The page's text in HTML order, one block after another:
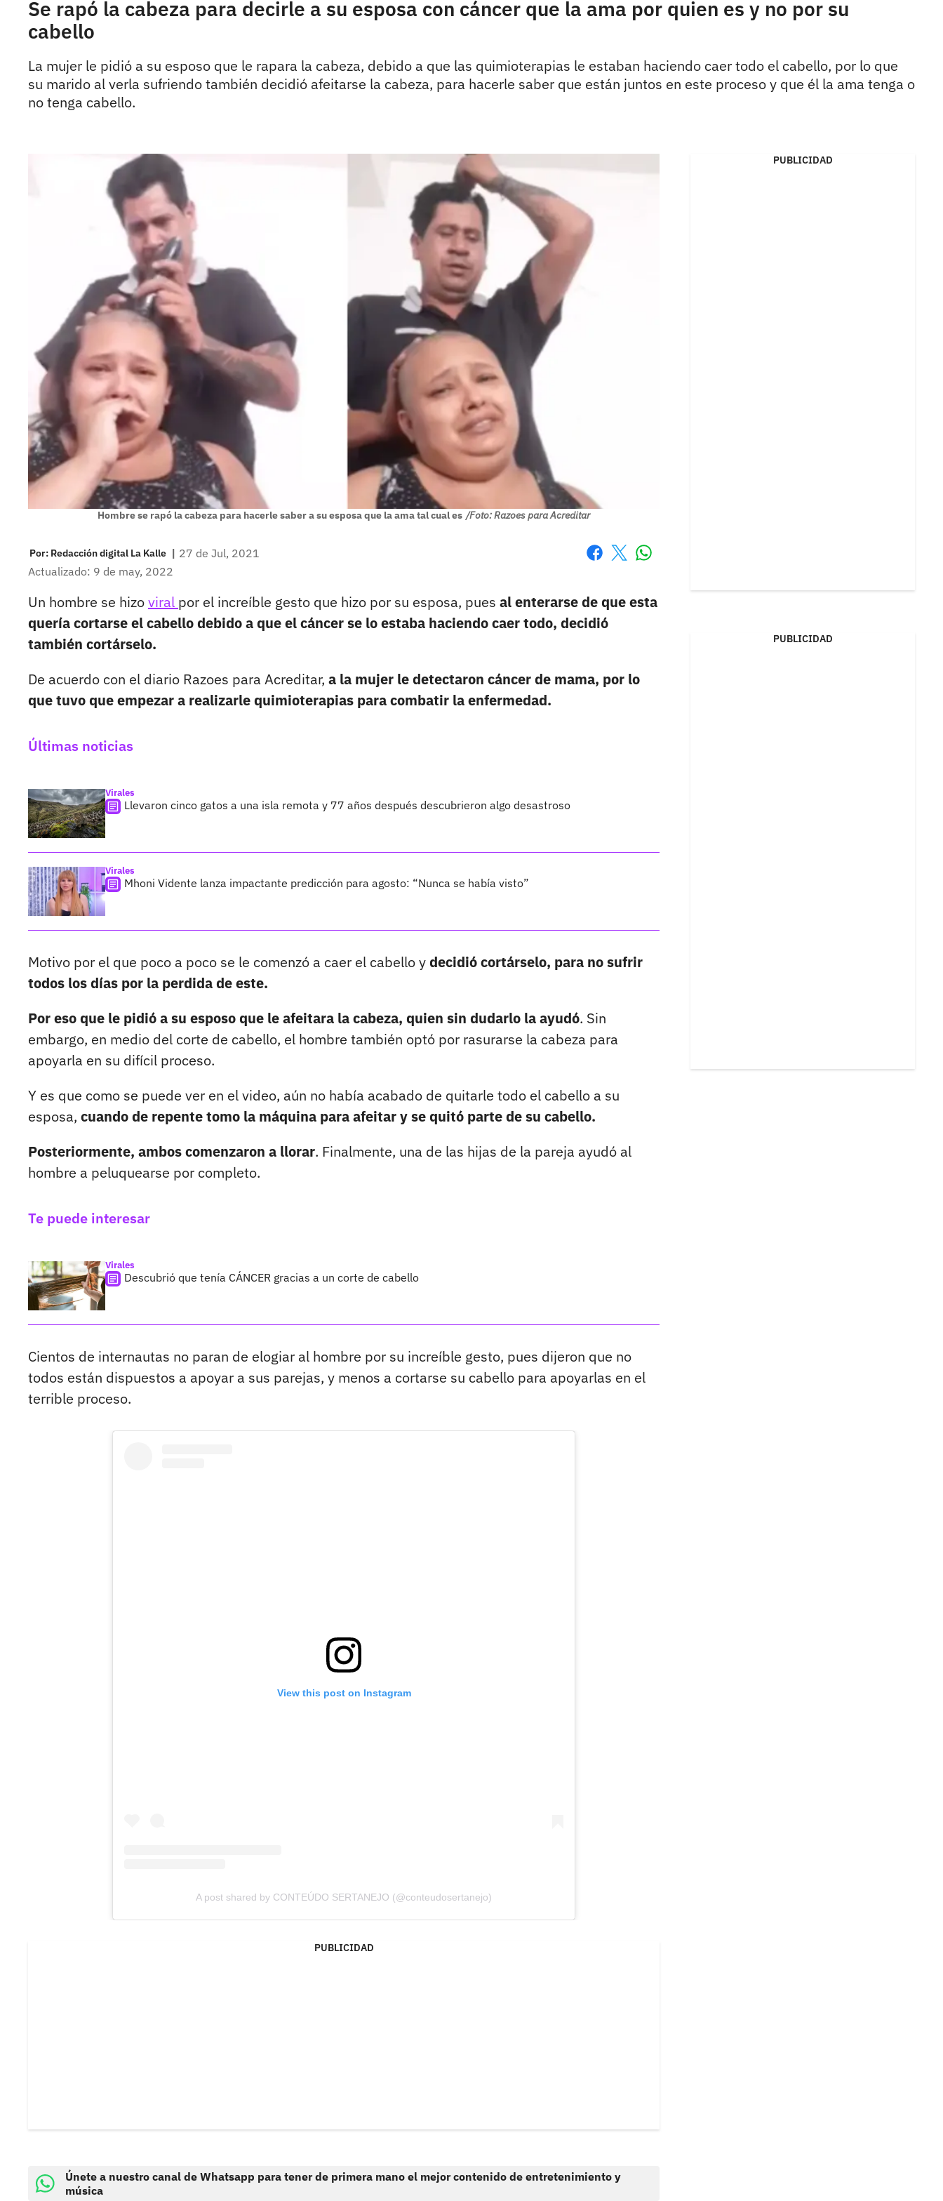
Se rapó la cabeza para decirle a su esposa con cáncer que la ama por quien es y no por su
cabello
La mujer le pidió a su esposo que le rapara la cabeza, debido a que las quimioterapias le estaban haciendo caer todo el cabello, por lo que
su marido al verla sufriendo también decidió afeitarse la cabeza, para hacerle saber que están juntos en este proceso y que él la ama tenga o
no tenga cabello.
Hombre se rapó la cabeza para hacerle saber a su esposa que la ama tal cual es /Foto: Razoes para Acreditar
Por: Redacción digital La Kalle | 27 de Jul, 2021
Actualizado: 9 de may, 2022
Un hombre se hizoviral por el increíble gesto que hizo por su esposa, pues al enterarse de que esta
quería cortarse el cabello debido a que el cáncer se lo estaba haciendo caer todo, decidió
también cortárselo.
De acuerdo con el diario Razoes para Acreditar, a la mujer le detectaron cáncer de mama, por lo
que tuvo que empezar a realizarle quimioterapias para combatir la enfermedad.
Últimas noticias
Virales
Llevaron cinco gatos a una isla remota y 77 años después descubrieron algo desastroso
Virales
Mhoni Vidente lanza impactante predicción para agosto: “Nunca se había visto”
Motivo por el que poco a poco se le comenzó a caer el cabello ydecidió cortárselo, para no sufrir
todos los días por la perdida de este.
Por eso que le pidió a su esposo que le afeitara la cabeza, quien sin dudarlo la ayudó. Sin
embargo, en medio del corte de cabello, el hombre también optó por rasurarse la cabeza para
apoyarla en su difícil proceso.
Y es que como se puede ver en el video, aún no había acabado de quitarle todo el cabello a su
esposa, cuando de repente tomo la máquina para afeitar y se quitó parte de su cabello.
Posteriormente, ambos comenzaron a llorar. Finalmente, una de las hijas de la pareja ayudó al
hombre a peluquearse por completo.
Te puede interesar
Virales
Descubrió que tenía CÁNCER gracias a un corte de cabello
Cientos de internautas no paran de elogiar al hombre por su increíble gesto, pues dijeron que no
todos están dispuestos a apoyar a sus parejas, y menos a cortarse su cabello para apoyarlas en el
terrible proceso.
View this post on Instagram
A post shared by CONTEÚDO SERTANEJO (@conteudosertanejo)
PUBLICIDAD
Únete a nuestro canal de Whatsapp para tener de primera mano el mejor contenido de entretenimiento y
música
PUBLICIDAD
PUBLICIDAD